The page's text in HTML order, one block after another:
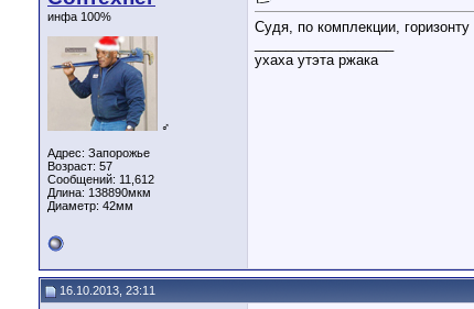
инфа 100%
♂
Адрес: Запорожье
Возраст: 57
Сообщений: 11,612
Длина: 138890мкм
Диаметр: 42мм
Судя, по комплекции,
ухаха утэта ржака
16.10.2013, 23:11